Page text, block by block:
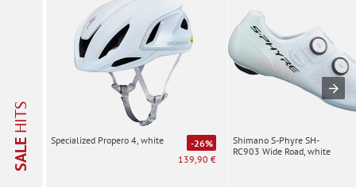
SALE
HITS
Specialized Propero 4, white
-26%
139,90 €
Shimano S-Phyre SH-
RC903 Wide Road, white